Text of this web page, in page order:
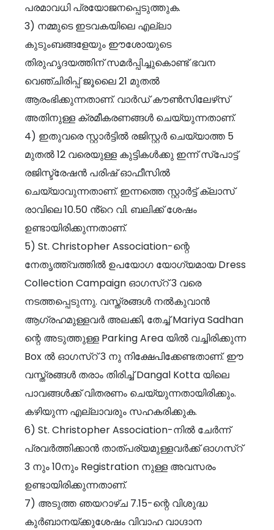
പരമാവധി പ്രയോജനപ്പെടുത്തുക.
3) നമ്മുടെ ഇടവകയിലെ എല്ലാ
കുടുംബങ്ങളേയും ഈശോയുടെ
തിരുഹൃദയത്തിന് സമർപ്പിച്ചുകൊണ്ട് ഭവന
വെഞ്ചിരിപ്പ് ജൂലൈ 21 മുതൽ
ആരംഭിക്കുന്നതാണ്. വാർഡ് കൗൺസിലേഴ്‌സ്
അതിനുള്ള ക്രമീകരണങ്ങൾ ചെയ്യുന്നതാണ്.
4) ഇതുവരെ സ്റ്റാർട്ടിൽ രജിസ്റ്റർ ചെയ്യാത്ത 5
മുതൽ 12 വരെയുള്ള കുട്ടികൾക്കു ഇന്ന് സ്പോട്ട്
രജിസ്ട്രേഷൻ പരിഷ് ഓഫീസിൽ
ചെയ്യാവുന്നതാണ്. ഇന്നത്തെ സ്റ്റാർട്ട് ക്ലാസ്
രാവിലെ 10.50 ൻ്റെ വി. ബലിക്ക് ശേഷം
ഉണ്ടായിരിക്കുന്നതാണ്.
5) St. Christopher Association-ന്റെ
നേതൃത്ത്വത്തിൽ ഉപയോഗ യോഗ്യമായ Dress
Collection Campaign ഓഗസ്റ് 3 വരെ
നടത്തപ്പെടുന്നു. വസ്ത്രങ്ങൾ നൽകുവാൻ
ആഗ്രഹമുള്ളവർ അലക്കി, തേച്ച് Mariya Sadhan
ന്റെ അടുത്തുള്ള Parking Area യിൽ വച്ചിരിക്കുന്ന
Box ൽ ഓഗസ്റ് 3 നു നിക്ഷേപിക്കേണ്ടതാണ്. ഈ
വസ്ത്രങ്ങൾ തരാം തിരിച്ച് Dangal Kotta യിലെ
പാവങ്ങൾക്ക് വിതരണം ചെയ്യുന്നതായിരിക്കും.
കഴിയുന്ന എല്ലാവരും സഹകരിക്കുക.
6) St. Christopher Association-നിൽ ചേർന്ന്
പ്രവർത്തിക്കാൻ താത്പര്യമുള്ളവർക്ക് ഓഗസ്റ്
3 നും 10നും Registration നുള്ള അവസരം
ഉണ്ടായിരിക്കുന്നതാണ്.
7) അടുത്ത ഞയറാഴ്ച 7.15-ന്റെ വിശുദ്ധ
കുർബാനയ്‌ക്കുശേഷം വിവാഹ വാഗ്ദാന